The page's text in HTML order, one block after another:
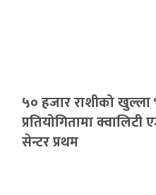
५० हजार राशीको
प्रतियोगितामा
सेन्टर प्रथम